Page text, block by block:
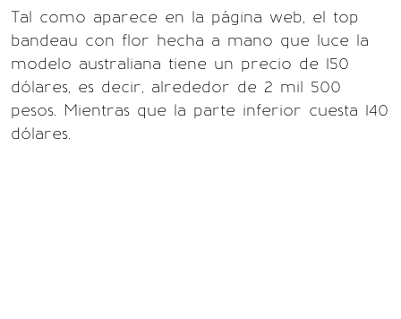
Tal como aparece en la página web, el top
bandeau con flor hecha a mano que luce la
modelo australiana tiene un precio de 150
dólares, es decir, alrededor de 2 mil 500
pesos. Mientras que la parte inferior cuesta 140
dólares.